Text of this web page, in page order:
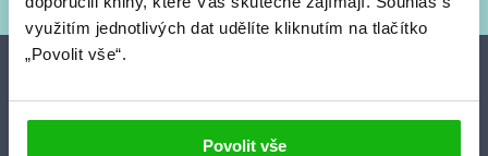
využitím jednotlivých dat udělíte kliknutím na tlačítko
„Povolit vše“.
Povolit vše